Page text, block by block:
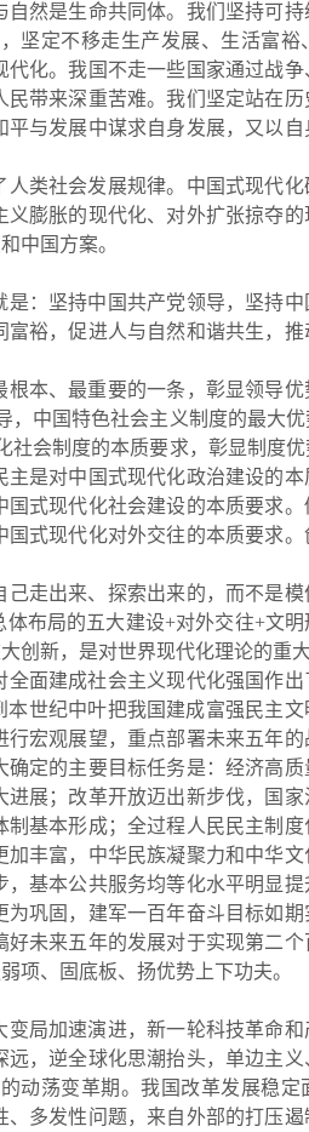
然是生命共同体。我们坚持可持
坚定不移走生产发展、生活富裕
化。我国不走一些国家通过战
带来深重苦难。我们坚定站在
与发展中谋求自身发展，又以
类社会发展规律。中国式现代
义膨胀的现代化、对外扩张掠夺
中国方案。
：坚持中国共产党领导，坚持
裕，促进人与自然和谐共生，推
根本、最重要的一条，彰显领导优
中国特色社会主义制度的最大
会制度的本质要求，彰显制度
是对中国式现代化政治建设的
式现代化社会建设的本质要求
式现代化对外交往的本质要求
走出来、探索出来的，而不是
布局的五大建设+对外交往+文
创新，是对世界现代化理论的重大
全面建成社会主义现代化强国作
世纪中叶把我国建成富强民主
宏观展望，重点部署未来五年
定的主要目标任务是：经济高
进展；改革开放迈出新步伐，国
基本形成；全过程人民民主制
丰富，中华民族凝聚力和中华
基本公共服务均等化水平明显
巩固，建军一百年奋斗目标如
未来五年的发展对于实现第二个
项、固底板、扬优势上下功夫。
局加速演进，新一轮科技革命
，逆全球化思潮抬头，单边主
动荡变革期。我国改革发展稳定
多发性问题，来自外部的打压